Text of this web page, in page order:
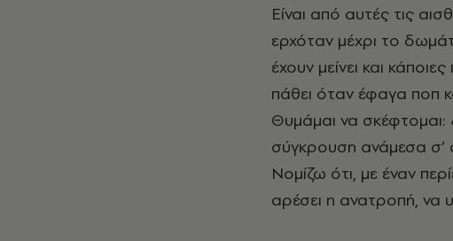
Είναι από αυτές τις
ερχόταν μέχρι το
έχουν μείνει και
πάθει όταν έφαγα ποπ
Θυμάμαι να σκέφτομαι:
σύγκρουση ανάμεσα σ’
Νομίζω ότι, με έναν
αρέσει η ανατροπή, να